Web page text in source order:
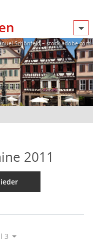
Schönfeld – stock.adobe.com
2011
3